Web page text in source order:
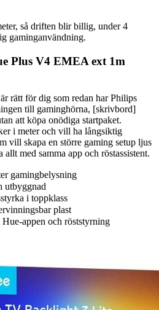
så driften blir billig, under 4
gaminganvändning.
Plus V4 EMEA ext 1m
rätt för dig som redan har Philips
till gaminghörna, [skrivbord]
att köpa onödiga startpaket.
i meter och vill ha långsiktig
vill skapa en större gaming setup ljus
med samma app och röstassistent.
gamingbelysning
utbyggnad
i toppklass
plast
appen och röststyrning